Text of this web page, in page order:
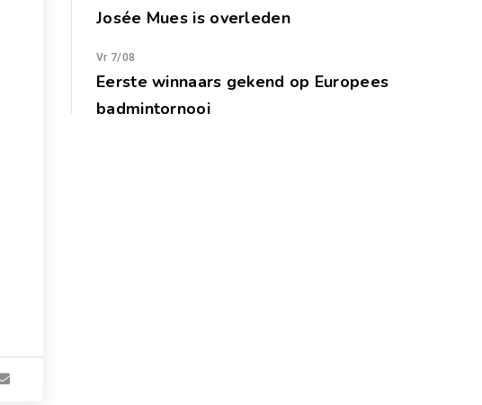
Josée Mues is overleden
Vr 7/08
Eerste winnaars gekend op Europees
badmintornooi